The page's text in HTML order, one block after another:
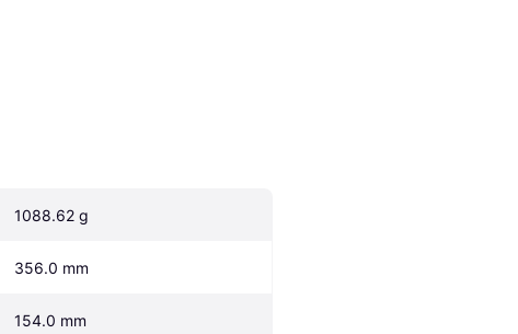
1088.62 g
356.0 mm
154.0 mm